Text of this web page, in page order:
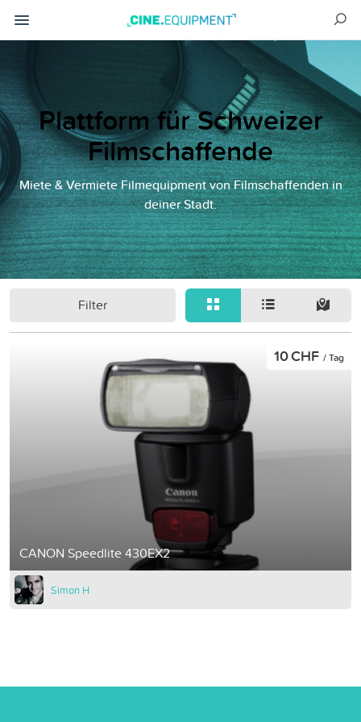
Plattform für Schweizer
Filmschaffende
Miete & Vermiete Filmequipment von Filmschaffenden in
deiner Stadt.
Filter
CANON Speedlite 430EX2
10 CHF / Tag
Simon H